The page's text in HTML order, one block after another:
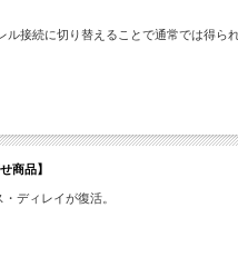
接続に切り替えることで通常では得ら
商品】
ディレイが復活。